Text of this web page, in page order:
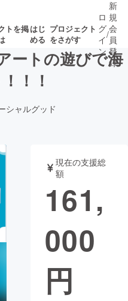
トを掲はじ
める
プロジェクト
をさがす
ロジェクト
音楽
ト ゲーム・サ
ロ
グ
イ
ン
/
新
規
会
員
登
録
ートの遊びで海
！！
シャルグッド
現在の支援総
額
161,
000
円